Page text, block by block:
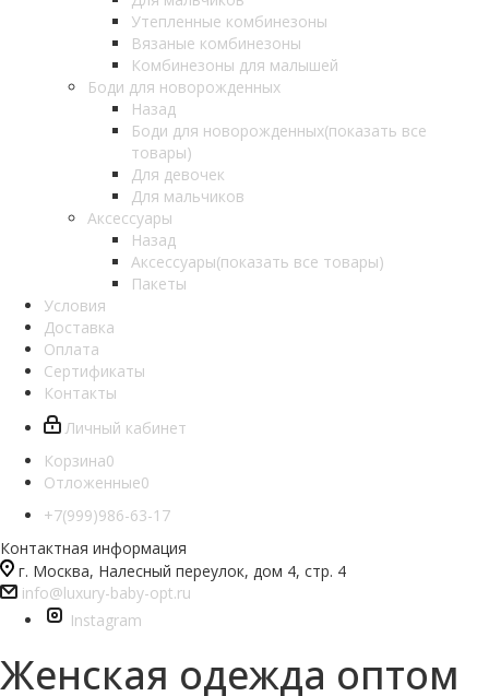
Утепленные комбинезоны
Вязаные комбинезоны
Комбинезоны для малышей
Боди для новорожденных
Назад
Боди для новорожденных(показать все
товары)
Для девочек
Для мальчиков
Аксессуары
Назад
Аксессуары(показать все товары)
Пакеты
Условия
Доставка
Оплата
Сертификаты
Контакты
Личный кабинет
Корзина0
Отложенные0
+7(999)986-63-17
Контактная информация
г. Москва, Налесный переулок, дом 4, стр. 4
info@luxury-baby-opt.ru
Instagram
Женская одежда оптом